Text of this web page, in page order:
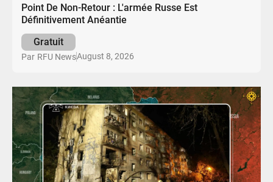
Point De Non-Retour : L'armée Russe Est
Définitivement Anéantie
Gratuit
Par RFU NewsAugust 8, 2026